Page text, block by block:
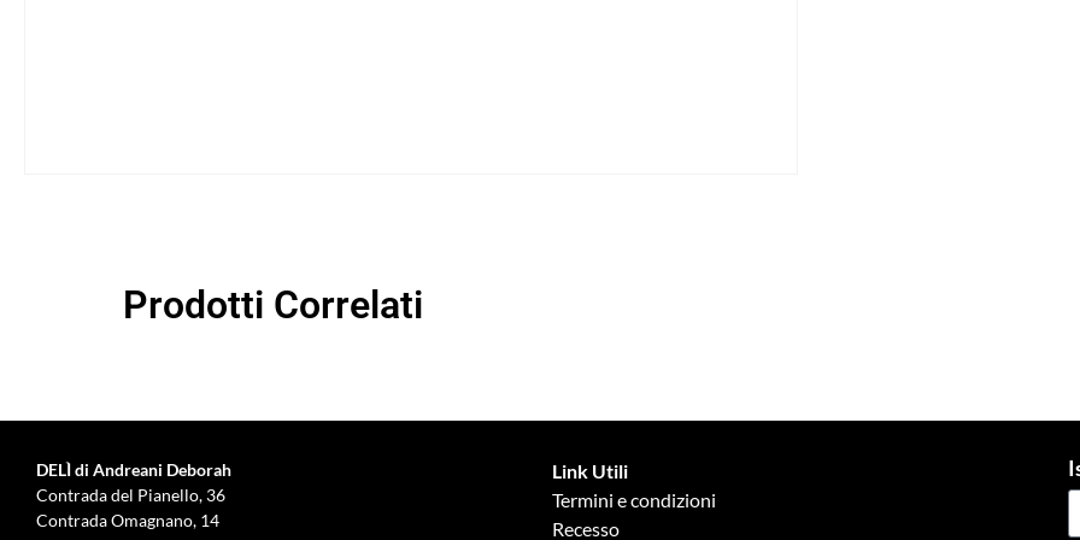
Prodotti Correlati
DELÌ di Andreani Deborah
Contrada del Pianello, 36
Contrada Omagnano, 14
Link Utili
Termini e condizioni
Recesso